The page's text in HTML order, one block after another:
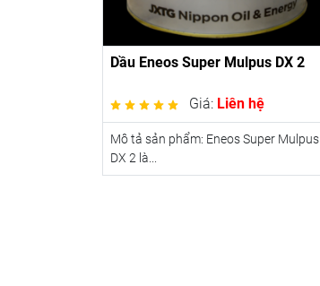
Dầu Eneos Super Mulpus DX 2
Giá: Liên hệ
Mô tả sản phẩm: Eneos Super Mulpus
DX 2 là...